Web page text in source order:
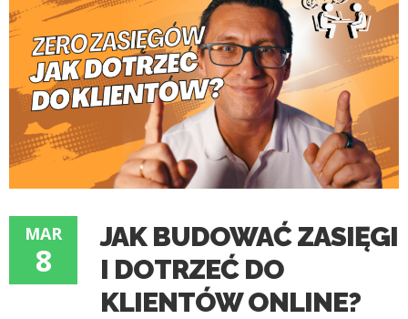
MAR
8
JAK BUDOWAĆ ZASIĘGI
I DOTRZEĆ DO
KLIENTÓW ONLINE?